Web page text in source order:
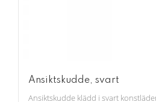
Ansiktskudde, svart
Ansiktskudde klädd i svart